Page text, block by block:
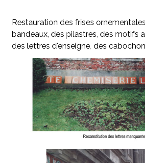
Restauration des frises
bandeaux, des pilastres, des motifs
des lettres d'enseigne, des